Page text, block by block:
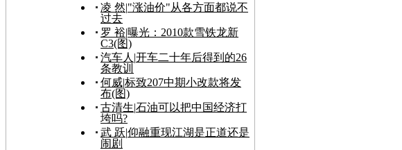
凌 然|"涨油价"从各方面都说不
过去
罗 裕|曝光：2010款雪铁龙新
C3(图)
汽车人 |开车二十年后得到的26
条教训
何威|标致207中期小改款将发
布(图)
古清生|石油可以把中国经济打
垮吗?
武 跃|仰融重现江湖是正道还是
闹剧